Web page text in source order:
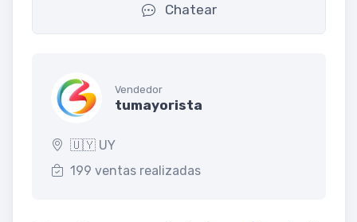
Chatear
Vendedor
tumayorista
🇺🇾 UY
199 ventas realizadas